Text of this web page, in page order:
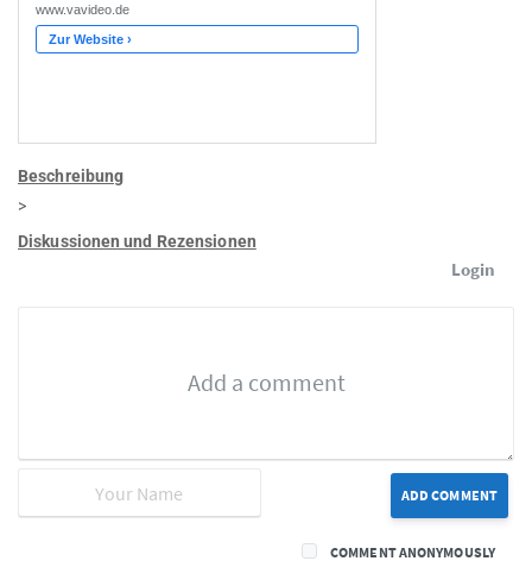
Beschreibung
>
Diskussionen und Rezensionen
Login
ADD COMMENT
COMMENT ANONYMOUSLY